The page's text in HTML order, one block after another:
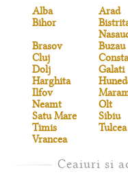
Alba Arad
Bihor
Brasov
Buzau
Cluj
Dolj
Galati
Harghita
Ilfov
Neamt
Olt
Satu Mare
Sibiu
Timis
Tulcea
Vrancea
Ceaiuri si